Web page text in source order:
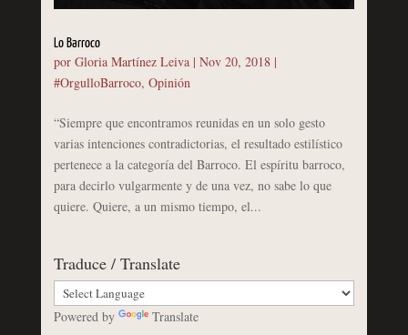
Lo Barroco
por Gloria Martínez Leiva| Nov 20, 2018|
#OrgulloBarroco, Opinión
“Siempre que encontramos reunidas en un solo gesto
varias intenciones contradictorias, el resultado estilístico
pertenece a la categoría del Barroco. El espíritu barroco,
para decirlo vulgarmente y de una vez, no sabe lo que
quiere. Quiere, a un mismo tiempo, el...
Traduce / Translate
Powered by Translate